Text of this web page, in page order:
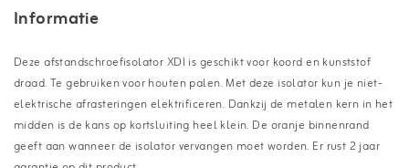
Informatie
Deze afstandschroefisolator XDI is geschikt voor koord en kunststof
draad. Te gebruiken voor houten palen. Met deze isolator kun je niet-
elektrische afrasteringen elektrificeren. Dankzij de metalen kern in het
midden is de kans op kortsluiting heel klein. De oranje binnenrand
geeft aan wanneer de isolator vervangen moet worden. Er rust 2 jaar